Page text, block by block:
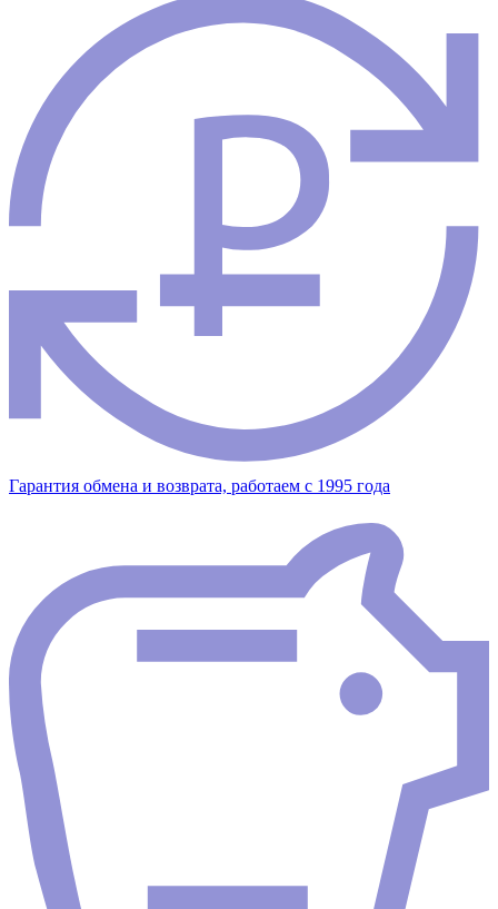
Гарантия обмена и возврата, работаем с 1995 года